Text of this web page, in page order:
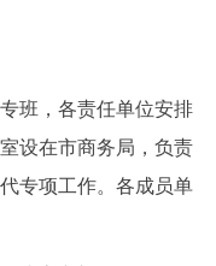
班，各责任单位安排
设在市商务局，负责
专项工作。各成员单